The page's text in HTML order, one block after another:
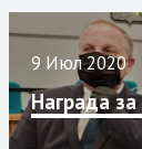
9 Июл 2020
Награда